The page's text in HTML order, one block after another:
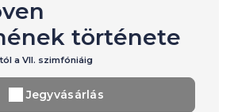
története
a VII. szimfóniáig
Jegyvásárlás